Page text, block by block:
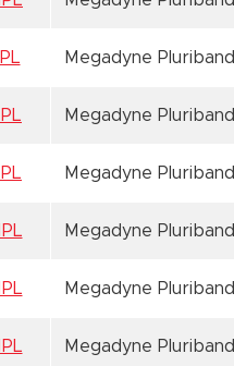
Megadyne Pluriband
Megadyne Pluriband
Megadyne Pluriband
Megadyne Pluriband
Megadyne Pluriband
Megadyne Pluriband